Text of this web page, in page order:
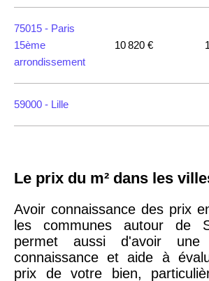
75015 - Paris
15ème
arrondissement
10 820 €
59000 - Lille
75018 -
18ème
arrondissement
10 114 €
75020 -Paris
Le prix du m² dans les
Avoir connaissance des prix
les communes autour de
permet aussi d'avoir une
connaissance et aide à
prix de votre bien,